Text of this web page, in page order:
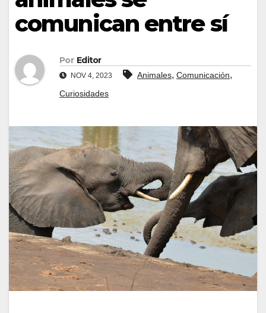
comunican entre sí
Por Editor
NOV 4, 2023 Animales, Comunicación,
Curiosidades